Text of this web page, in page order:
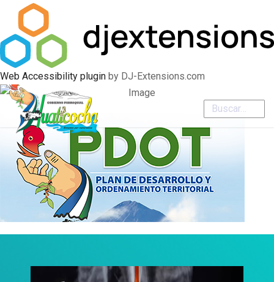
Web Accessibility plugin by DJ-Extensions.com
Buscar